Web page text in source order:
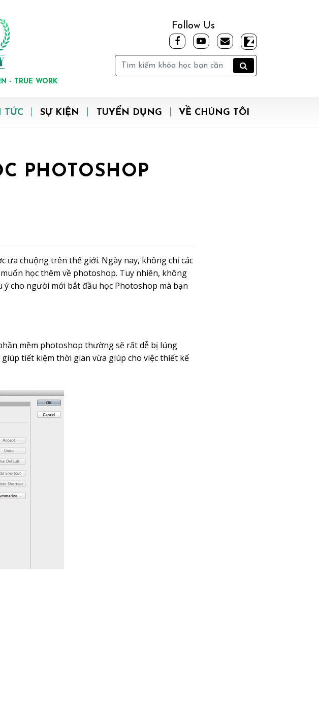
- TRUE WORK
Follow Us
TỨC SỰ KIỆN TUYỂN DỤNG VỀ CHÚNG TÔI
PHOTOSHOP
ưa chuộng trên thế giới. Ngày nay, không chỉ các
học thêm về photoshop. Tuy nhiên, không
ý cho người mới bắt đầu học Photoshop mà bạn
mềm photoshop thường sẽ rất dễ bị lúng
tiết kiệm thời gian vừa giúp cho việc thiết kế